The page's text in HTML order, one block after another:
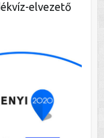
elvezető